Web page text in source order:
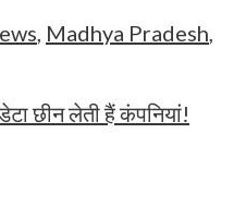
Madhya Pradesh
छीन लेती हैं कंपनियां!